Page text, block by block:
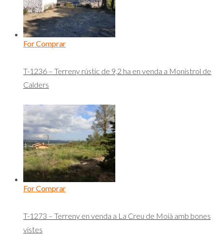
For Comprar
T-1236 – Terreny rústic de 9,2 ha en venda a Monistrol de
Calders
For Comprar
T-1273 – Terreny en venda a La Creu de Moià amb bones
vistes